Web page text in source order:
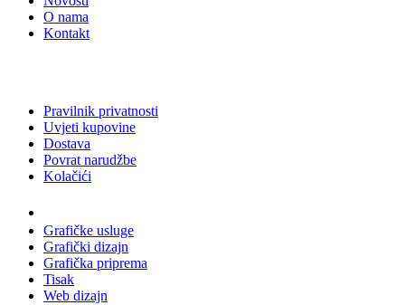
O nama
Kontakt
Pravilnik privatnosti
Uvjeti kupovine
Dostava
Povrat narudžbe
Kolačići
Grafičke usluge
Grafički dizajn
Grafička priprema
Tisak
Web dizajn